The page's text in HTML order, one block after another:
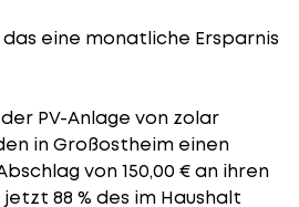
eine monatliche Ersparnis
PV-Anlage von zolar
in Großostheim einen
von 150,00 € an ihren
88 % des im Haushalt